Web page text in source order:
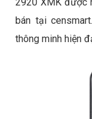
bán tại
thông minh hiện